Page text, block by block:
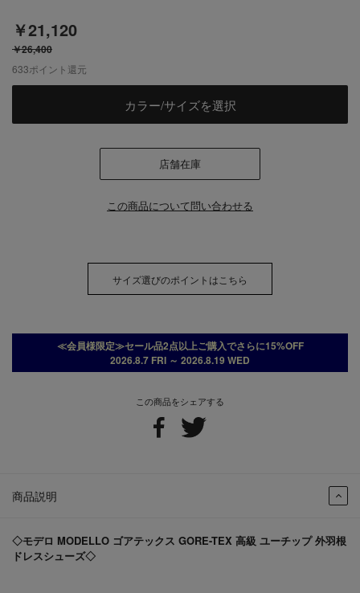
￥21,120
￥26,400
この商品をシェアする
商品説明
◇モデロ MODELLO ゴアテックス GORE-TEX 高級 ユーチップ 外羽根
ドレスシューズ◇
633ポイント還元
カラー/サイズを選択
店舗在庫
この商品について問い合わせる
サイズ選びのポイントはこちら
≪会員様限定≫セール品2点以上ご購入でさらに15%OFF
2026.8.7 FRI ～ 2026.8.19 WED